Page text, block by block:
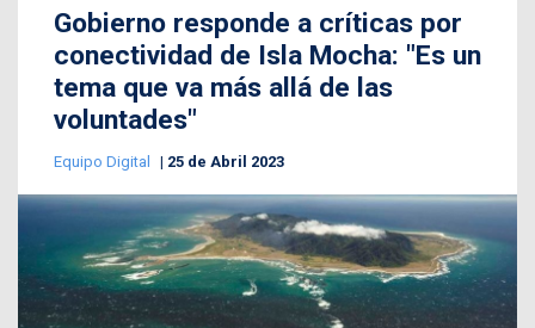
Gobierno responde a críticas por
conectividad de Isla Mocha: "Es un
tema que va más allá de las
voluntades"
Equipo Digital 25 de Abril 2023